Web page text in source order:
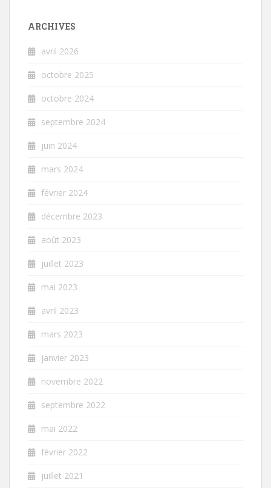
ARCHIVES
avril 2026
octobre 2025
octobre 2024
septembre 2024
juin 2024
mars 2024
février 2024
décembre 2023
août 2023
juillet 2023
mai 2023
avril 2023
mars 2023
janvier 2023
novembre 2022
septembre 2022
mai 2022
février 2022
juillet 2021